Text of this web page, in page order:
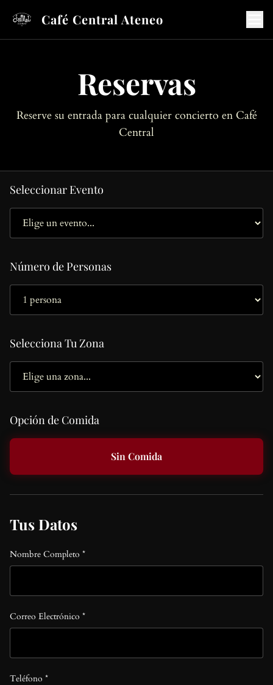
Café Central Ateneo
Reservas
Reserve su entrada para cualquier concierto en Café
Central
Seleccionar Evento
Número de Personas
Selecciona Tu Zona
Opción de Comida
Sin Comida
Tus Datos
Nombre Completo *
Correo Electrónico *
Teléfono *